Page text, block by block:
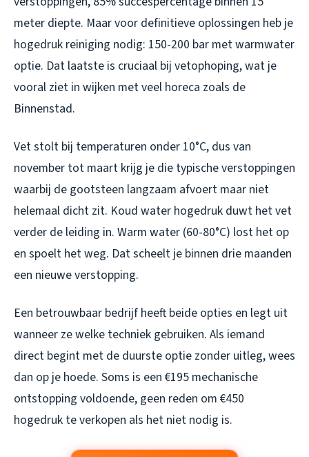
meter diepte. Maar voor definitieve oplossingen heb je
hogedruk reiniging nodig: 150-200 bar met warmwater
optie. Dat laatste is cruciaal bij vetophoping, wat je
vooral ziet in wijken met veel horeca zoals de
Binnenstad.
Vet stolt bij temperaturen onder 10°C, dus van
november tot maart krijg je die typische verstoppingen
waarbij de gootsteen langzaam afvoert maar niet
helemaal dicht zit. Koud water hogedruk duwt het vet
verder de leiding in. Warm water (60-80°C) lost het op
en spoelt het weg. Dat scheelt je binnen drie maanden
een nieuwe verstopping.
Een betrouwbaar bedrijf heeft beide opties en legt uit
wanneer ze welke techniek gebruiken. Als iemand
direct begint met de duurste optie zonder uitleg, wees
dan op je hoede. Soms is een €195 mechanische
ontstopping voldoende, geen reden om €450
hogedruk te verkopen als het niet nodig is.